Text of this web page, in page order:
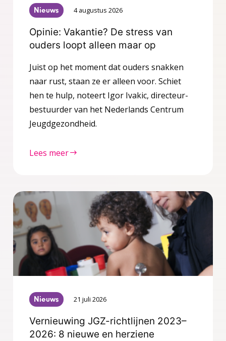
Nieuws 4 augustus 2026
Opinie: Vakantie? De stress van
ouders loopt alleen maar op
Juist op het moment dat ouders snakken
naar rust, staan ze er alleen voor. Schiet
hen te hulp, noteert Igor Ivakic, directeur-
bestuurder van het Nederlands Centrum
Jeugdgezondheid.
Lees meer
Nieuws 21 juli 2026
Vernieuwing JGZ-richtlijnen 2023–
2026: 8 nieuwe en herziene